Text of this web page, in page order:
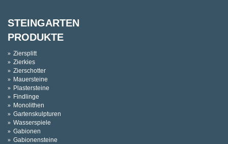
STEINGARTEN
PRODUKTE
Ziersplitt
Zierkies
Zierschotter
Mauersteine
Plastersteine
Findlinge
Monolithen
Gartenskulpturen
Wasserspiele
Gabionen
Gabionensteine